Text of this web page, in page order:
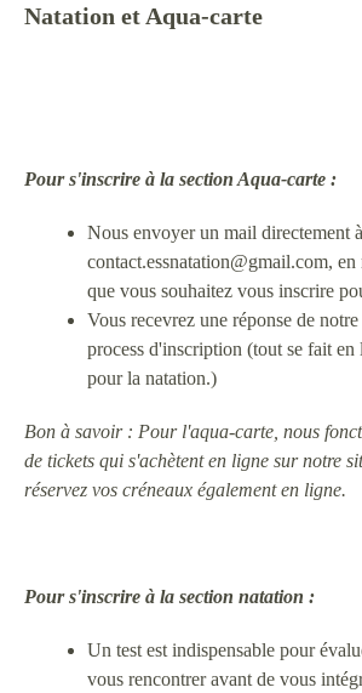
Natation et Aqua-carte
Pour s'inscrire à la section Aqua-carte :
Nous envoyer un mail directement
contact.essnatation@gmail.com,
que vous souhaitez vous inscrire
Vous recevrez une réponse de
process d'inscription (tout se fait en
pour la natation.)
Bon à savoir : Pour l'aqua-carte, nous
de tickets qui s'achètent en ligne sur notre
réservez vos créneaux également en ligne.
Pour s'inscrire à la section natation :
Un test est indispensable pour
vous rencontrer avant de vous